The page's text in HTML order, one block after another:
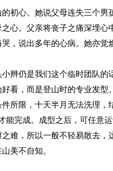
心。她说父母连失三个男
之心。父亲将丧子之痛深埋
，说出多年的心病。她亦觉
仍是我们这个临时团队的
看，而是登山时的专业发
所限，十天半月无法洗理，
能完成。成型之后，可任意
之难，所以一般不轻易散去
美不自知。